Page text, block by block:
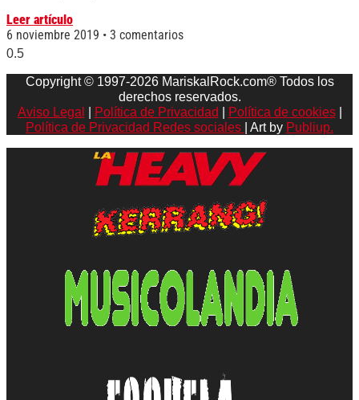
Leer artículo
6 noviembre 2019
3 comentarios
Copyright © 1997-2026 MariskalRock.com® Todos los
derechos reservados.
Aviso Legal
Política de Privacidad Política de cookies|
Política de Privacidad Redes sociales
| Art by Publiup.